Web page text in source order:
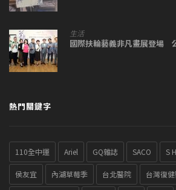
生活
國際扶輪藝義非凡畫展登場
熱門關鍵字
110全中運 Ariel GQ雜誌 SACO S
侯友宜 內湖草莓季 台北醫院 台灣復